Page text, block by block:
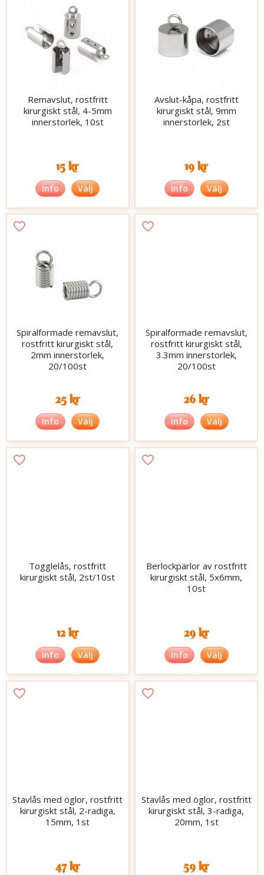
Remavslut, rostfritt
kirurgiskt stål, 4-5mm
innerstorlek, 10st
15 kr
Info Välj
Avslut-kåpa, rostfritt
kirurgiskt stål, 9mm
innerstorlek, 2st
19 kr
Info Välj
Spiralformade remavslut,
rostfritt kirurgiskt stål,
2mm innerstorlek,
20/100st
25 kr
Info Välj
Spiralformade remavslut,
rostfritt kirurgiskt stål,
3.3mm innerstorlek,
20/100st
26 kr
Info Välj
Togglelås, rostfritt
kirurgiskt stål, 2st/10st
12 kr
Info Välj
Berlockpärlor av rostfritt
kirurgiskt stål, 5x6mm,
10st
29 kr
Info Välj
Stavlås med öglor, rostfritt
kirurgiskt stål, 2-radiga,
15mm, 1st
47 kr
Stavlås med öglor, rostfritt
kirurgiskt stål, 3-radiga,
20mm, 1st
59 kr